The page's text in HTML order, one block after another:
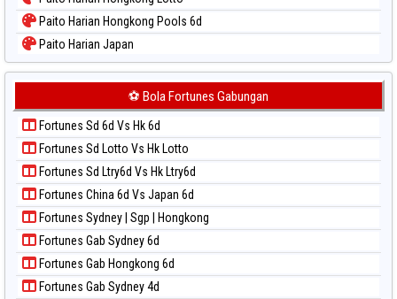
Paito Warna Singapore
Paito Warna Sydney
Paito Warna Sydney Lottery
Paito Warna Sydney Lotto
Paito Warna Sydney Pools 6d
Paito Warna Taipei
Paito Warna Taiwan
Paito Harian Hongkong Pools 6d
Paito Harian Japan
Paito Harian Japan 6d
Paito Harian Korea
Paito Harian Kuda Lari
Paito Harian Magnum Cambodia
Paito Harian Nagoya
Paito Harian New York Midday
Paito Harian North Carolina Day
Paito Harian Pcso
Paito Harian Pennsylvania Day
Paito Harian Sao Paulo
⚽ Bola Fortunes Gabungan
Fortunes Sd 6d Vs Hk 6d
Fortunes Sd Lotto Vs Hk Lotto
Fortunes Sd Ltry6d Vs Hk Ltry6d
Fortunes China 6d Vs Japan 6d
Fortunes Sydney | Sgp | Hongkong
Fortunes Gab Sydney 6d
Fortunes Gab Hongkong 6d
Fortunes Gab Sydney 4d